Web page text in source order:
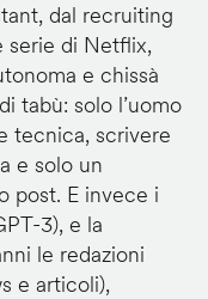
dal recruiting
serie di Netflix,
e chissà
tabù: solo l’uomo
tecnica, scrivere
e solo un
post. E invece i
3), e la
le redazioni
e articoli),